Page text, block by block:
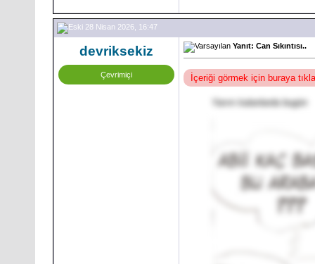
28 Nisan 2026, 16:47
devriksekiz
Çevrimiçi
Yanıt: Can Sıkıntısı..
İçeriği görmek için buraya
Yarım kalanlarda bugün